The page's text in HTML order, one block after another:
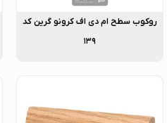
روکوب سطح ام دی اف کرونو گرین کد
۱۳۹